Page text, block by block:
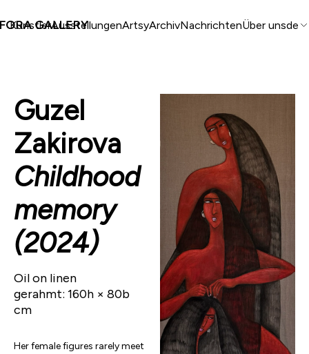
KünstlerAusstellungenArtsyArchivNachrichtenÜber unsde
Guzel
Zakirova
Childhood
memory
(2024)
Oil on linen
gerahmt: 160h × 80b
cm
Her female figures rarely meet